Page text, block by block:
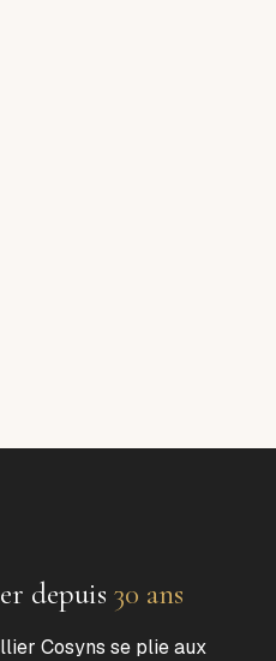
depuis 30 ans
Cosyns se plie aux